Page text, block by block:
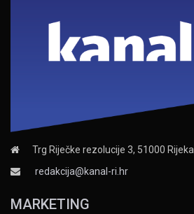
Trg Riječke rezolucije 3, 51000 Rijeka
redakcija@kanal-ri.hr
MARKETING